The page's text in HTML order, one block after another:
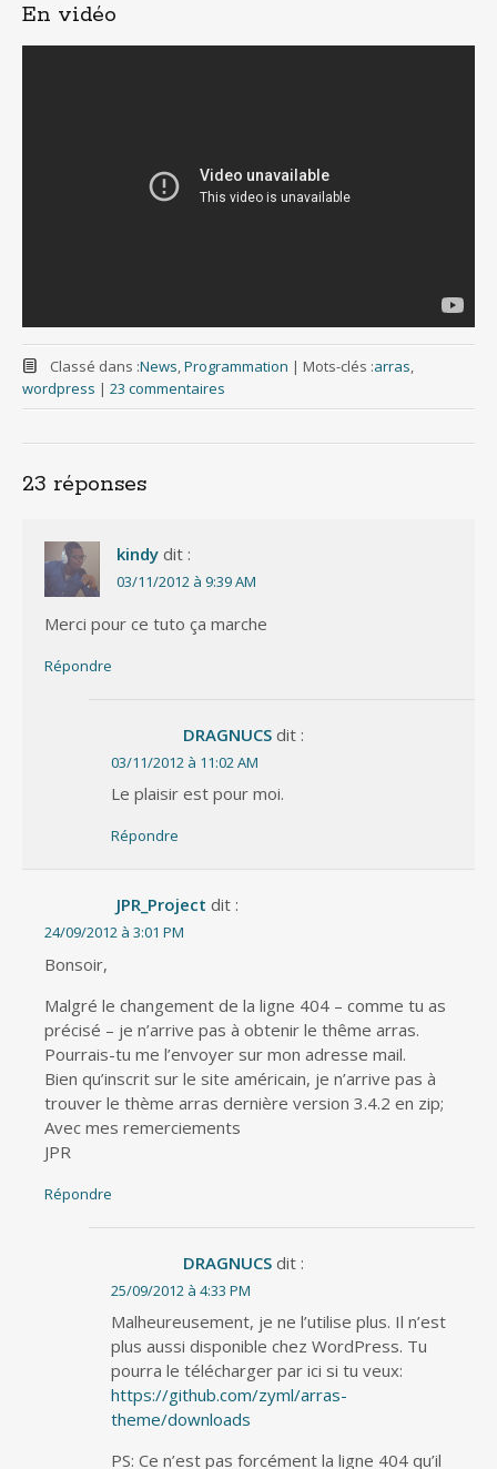
En vidéo
Classé dans :News,Programmation | Mots-clés :arras,
wordpress | 23 commentaires
23 réponses
kindy dit :
03/11/2012 à 9:39 AM
Merci pour ce tuto ça marche
Répondre
DRAGNUCS dit :
03/11/2012 à 11:02 AM
Le plaisir est pour moi.
Répondre
JPR_Project dit :
24/09/2012 à 3:01 PM
Bonsoir,
Malgré le changement de la ligne 404 – comme tu as
précisé – je n’arrive pas à obtenir le thême arras.
Pourrais-tu me l’envoyer sur mon adresse mail.
Bien qu’inscrit sur le site américain, je n’arrive pas à
trouver le thème arras dernière version 3.4.2 en zip;
Avec mes remerciements
JPR
Répondre
DRAGNUCS dit :
25/09/2012 à 4:33 PM
Malheureusement, je ne l’utilise plus. Il n’est
plus aussi disponible chez WordPress. Tu
pourra le télécharger par ici si tu veux:
https://github.com/zyml/arras-
theme/downloads
PS: Ce n’est pas forcément la ligne 404 qu’il